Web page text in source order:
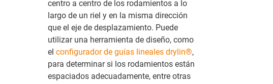
centro a centro de los rodamientos a lo
largo de un riel y en la misma dirección
que el eje de desplazamiento. Puede
utilizar una herramienta de diseño, como
el configurador de guías lineales drylin®,
para determinar si los rodamientos están
espaciados adecuadamente, entre otras